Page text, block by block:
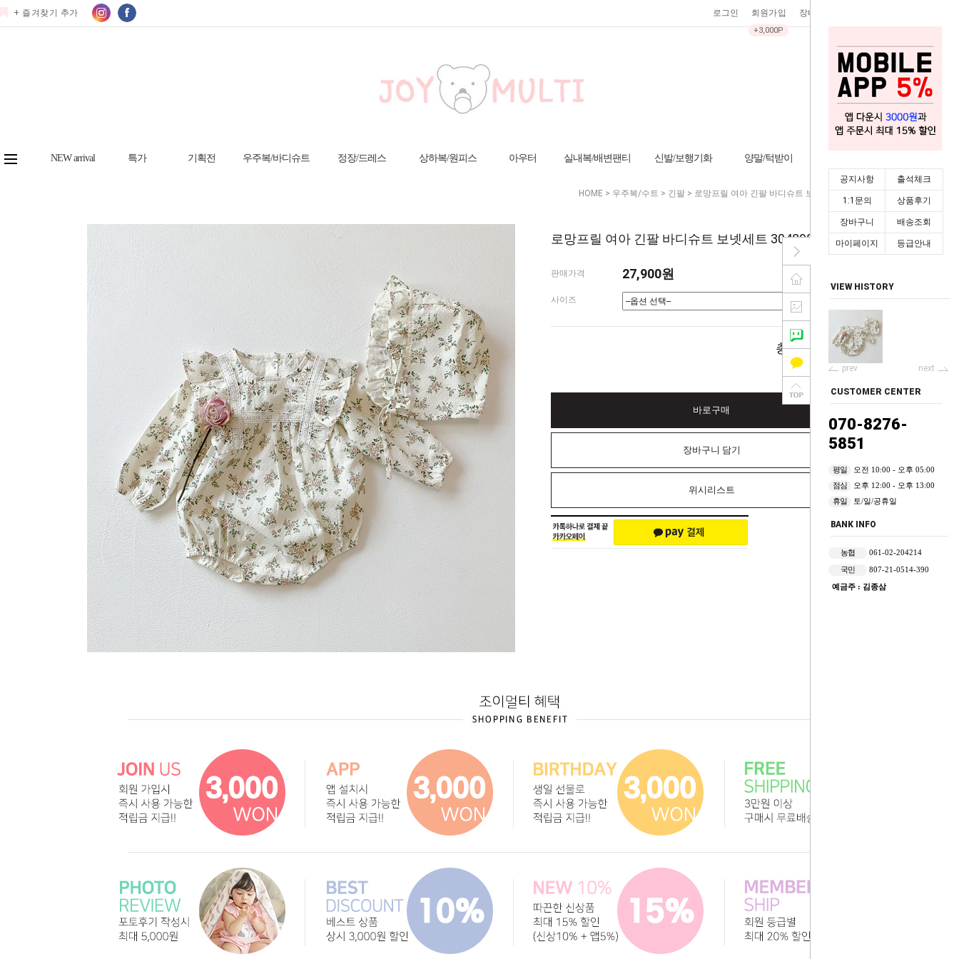
공지사항 출석체크
1:1문의 상품후기
장바구니 배송조회
마이페이지 등급안내
VIEW HISTORY
prev next
CUSTOMER CENTER
070-8276-
5851
평일
오전 10:00 - 오후 05:00
점심
오후 12:00 - 오후 13:00
휴일
토/일/공휴일
BANK INFO
농협
061-02-204214
국민
807-21-0514-390
예금주 : 김종삼
+ 즐겨찾기 추가 로그인 회원가입
+3,000P
장바구니
NEW arrival 특가 기획전 우주복/바디슈트 정장/드레스 상하복/원피스 아우터 실내복/배변팬티 신발/보행기화 양말/턱받이
HOME > 우주복/수트 > 긴팔 > 로망프릴 여아 긴팔 바디슈트 보넷세트 304898
로망프릴 여아 긴팔 바디슈트 보넷세트 304898
판매가격 27,900원
사이즈
총 상품 금액0원
바로구매
장바구니 담기
위시리스트